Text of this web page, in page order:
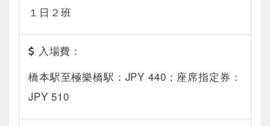
１日２班
入場費：
橋本駅至極樂橋駅：JPY 440；座席指定券：
JPY 510